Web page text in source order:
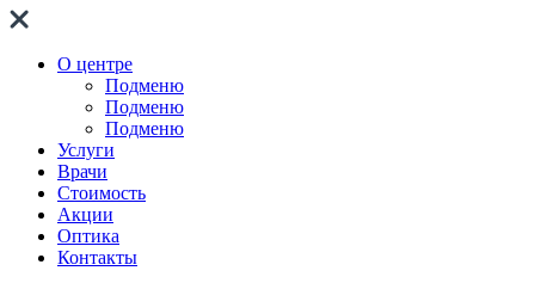
О центре
Подменю
Подменю
Подменю
Услуги
Врачи
Стоимость
Акции
Оптика
Контакты